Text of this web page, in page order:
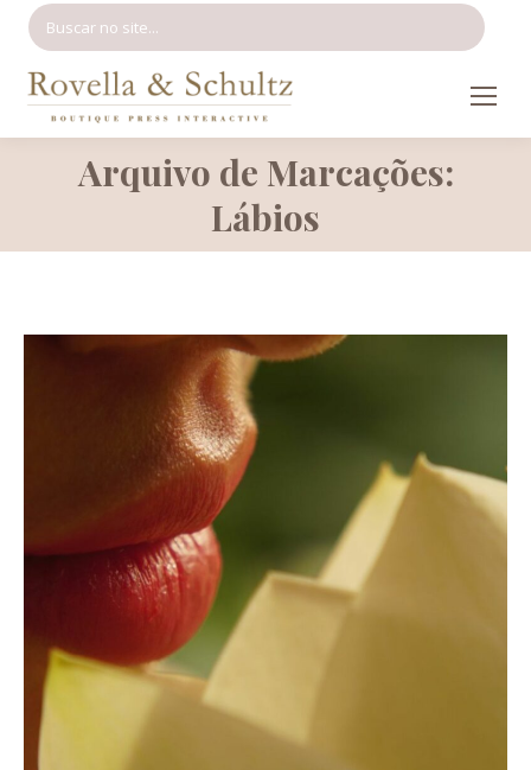
Arquivo de Marcações:
Lábios
Você está aqui: